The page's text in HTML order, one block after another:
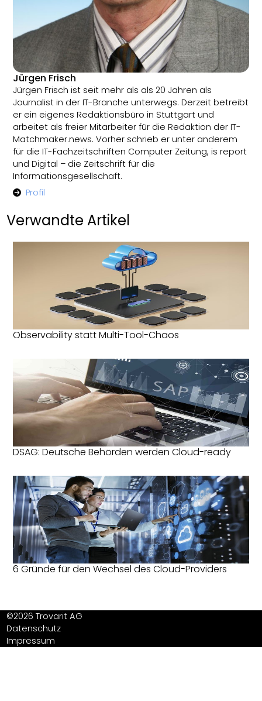
Jürgen Frisch
Jürgen Frisch ist seit mehr als als 20 Jahren als
Journalist in der IT-Branche unterwegs. Derzeit betreibt
er ein eigenes Redaktionsbüro in Stuttgart und
arbeitet als freier Mitarbeiter für die Redaktion der IT-
Matchmaker.news. Vorher schrieb er unter anderem
für die IT-Fachzeitschriften Computer Zeitung, is report
und Digital – die Zeitschrift für die
Informationsgesellschaft.
Profil
Verwandte Artikel
Observability statt Multi-Tool-Chaos
DSAG: Deutsche Behörden werden Cloud-ready
6 Gründe für den Wechsel des Cloud-Providers
©2026 Trovarit AG
Datenschutz
Impressum